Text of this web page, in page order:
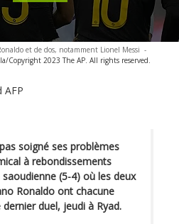
et de dos, notamment Lionel Messi -
Copyright 2023 The AP. All rights reserved.
AFP
soigné ses problèmes
à rebondissements
(5-4) où les deux
Ronaldo ont chacune
duel, jeudi à Ryad.